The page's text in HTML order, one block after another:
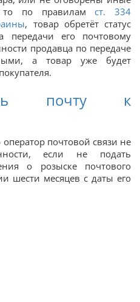
то по правиламст. 334
, товар обретёт статус
передачи его почтовому
продавца по передаче
а товар уже будет
почту к
почтовой связи не
если не подать
о розыске почтового
шести месяцев с даты его